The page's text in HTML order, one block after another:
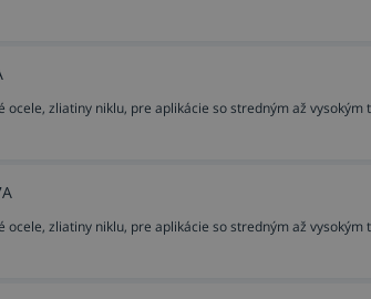
zliatiny niklu, pre aplikácie so stredným až vysokým
zliatiny niklu, pre aplikácie so stredným až vysokým